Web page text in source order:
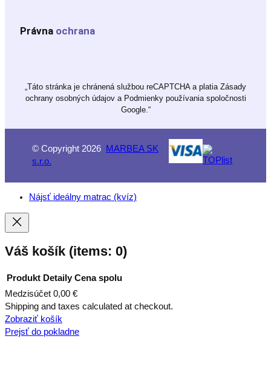
Právna ochrana
„Táto stránka je chránená službou reCAPTCHA a platia Zásady
ochrany osobných údajov a Podmienky používania spoločnosti
Google.“
© Copyright 2026
MARBEA SK
s.r.o.
Nájsť ideálny matrac (kvíz)
Váš košík (items: 0)
Produkty
v
košíku
Produkt Detaily Cena spolu
Medzisúčet 0,00 €
Shipping and taxes calculated at checkout.
Zobraziť košík
Prejsť do pokladne